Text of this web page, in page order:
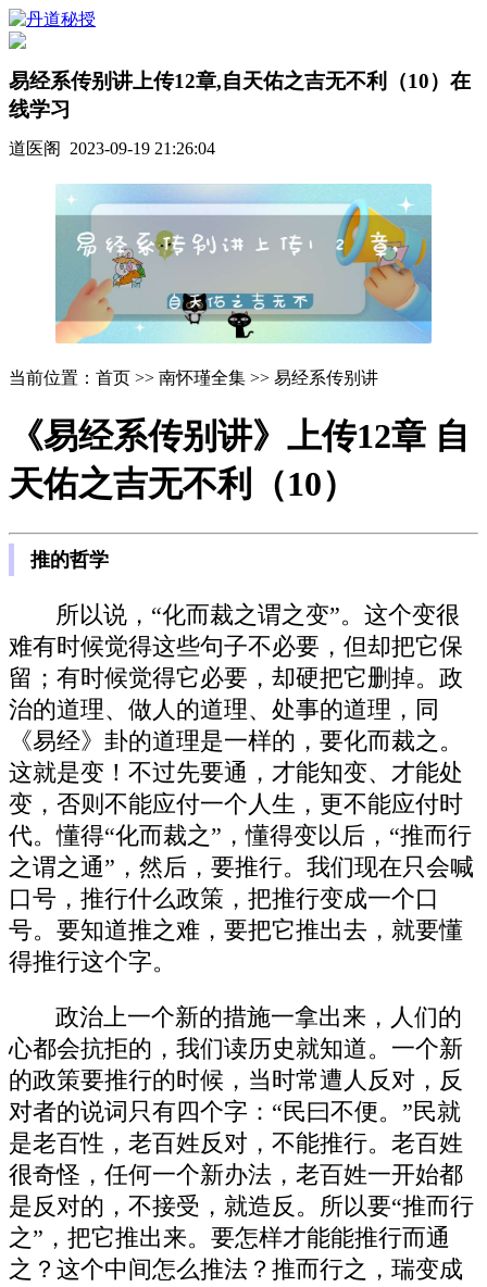
易经系传别讲上传12章,自天佑之吉无不利（10）在
线学习
道医阁 2023-09-19 21:26:04
当前位置：首页 >> 南怀瑾全集 >> 易经系传别讲
《易经系传别讲》上传12章 自
天佑之吉无不利（10）
推的哲学
所以说，“化而裁之谓之变”。这个变很
难有时候觉得这些句子不必要，但却把它保
留；有时候觉得它必要，却硬把它删掉。政
治的道理、做人的道理、处事的道理，同
《易经》卦的道理是一样的，要化而裁之。
这就是变！不过先要通，才能知变、才能处
变，否则不能应付一个人生，更不能应付时
代。懂得“化而裁之”，懂得变以后，“推而行
之谓之通”，然后，要推行。我们现在只会喊
口号，推行什么政策，把推行变成一个口
号。要知道推之难，要把它推出去，就要懂
得推行这个字。
政治上一个新的措施一拿出来，人们的
心都会抗拒的，我们读历史就知道。一个新
的政策要推行的时候，当时常遭人反对，反
对者的说词只有四个字：“民曰不便。”民就
是老百性，老百姓反对，不能推行。老百姓
很奇怪，任何一个新办法，老百姓一开始都
是反对的，不接受，就造反。所以要“推而行
之”，把它推出来。要怎样才能能推行而通
之？这个中间怎么推法？推而行之，瑞变成